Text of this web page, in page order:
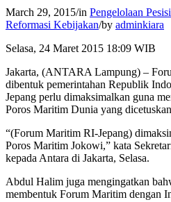
March 29, 2015/in Pengelolaan
Reformasi Kebijakan/by adminkiara
Selasa, 24 Maret 2015 18:09 WIB
Jakarta, (ANTARA Lampung) –
dibentuk pemerintahan Republik
Jepang perlu dimaksimalkan guna
Poros Maritim Dunia yang
“(Forum Maritim RI-Jepang)
Poros Maritim Jokowi,” kata
kepada Antara di Jakarta, Selasa.
Abdul Halim juga mengingatkan
membentuk Forum Maritim dengan